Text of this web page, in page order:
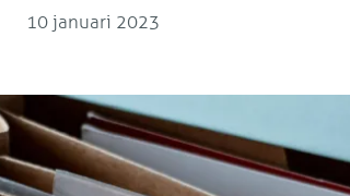
10 januari 2023